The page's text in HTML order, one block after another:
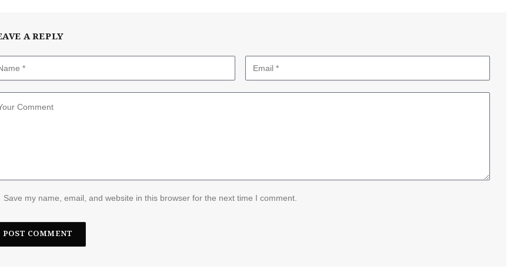
A REPLY
Save my name, email, and website in this browser for the next time I comment.